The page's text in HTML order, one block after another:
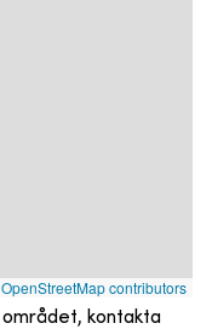
contributors
kontakta